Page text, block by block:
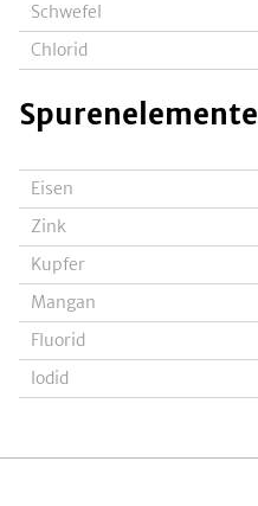
Schwefel
Chlorid
Spurenelemente
Eisen
Zink
Kupfer
Mangan
Fluorid
Iodid